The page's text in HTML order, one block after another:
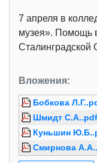
7 апреля в
музея». Помощь
Вложения:
Бобкова
Шмидт С.А..pdf
Куньшин
Смирнова